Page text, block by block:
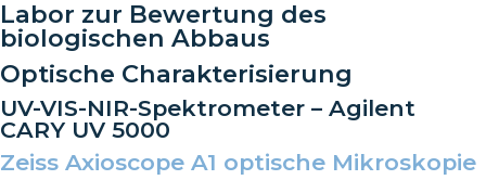
Labor zur Bewertung des
biologischen Abbaus
Optische Charakterisierung
UV-VIS-NIR-Spektrometer – Agilent
CARY UV 5000
Zeiss Axioscope A1 optische Mikroskopie